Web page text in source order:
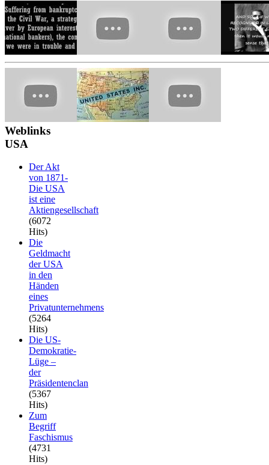
Weblinks
USA
Der Akt
von 1871-
Die USA
ist eine
Aktiengesellschaft
(6072
Hits)
Die
Geldmacht
der USA
in den
Händen
eines
Privatunternehmens
(5264
Hits)
Die US-
Demokratie-
Lüge –
der
Präsidentenclan
(5367
Hits)
Zum
Begriff
Faschismus
(4731
Hits)